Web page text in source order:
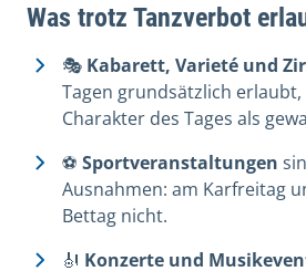
Was trotz Tanzverbot
🎭 Kabarett, Varieté und
Tagen grundsätzlich
Charakter des Tages als
⚽ Sportveranstaltungen
Ausnahmen: am Karfreitag
Bettag nicht.
🎻 Konzerte und